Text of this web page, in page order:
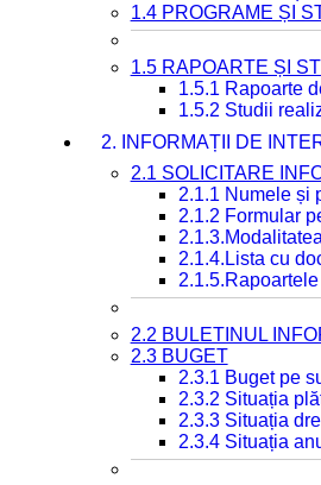
1.4 PROGRAME ȘI
1.5 RAPOARTE ȘI
1.5.1 Rapoarte
1.5.2 Studii
2. INFORMAȚII DE
2.1 SOLICITARE
2.1.1 Numele și
2.1.2 Formular
2.1.4.Lista cu
2.2 BULETINUL
2.3 BUGET
2.3.1 Buget pe
2.3.2 Situația
2.3.3 Situația
2.3.4 Situația